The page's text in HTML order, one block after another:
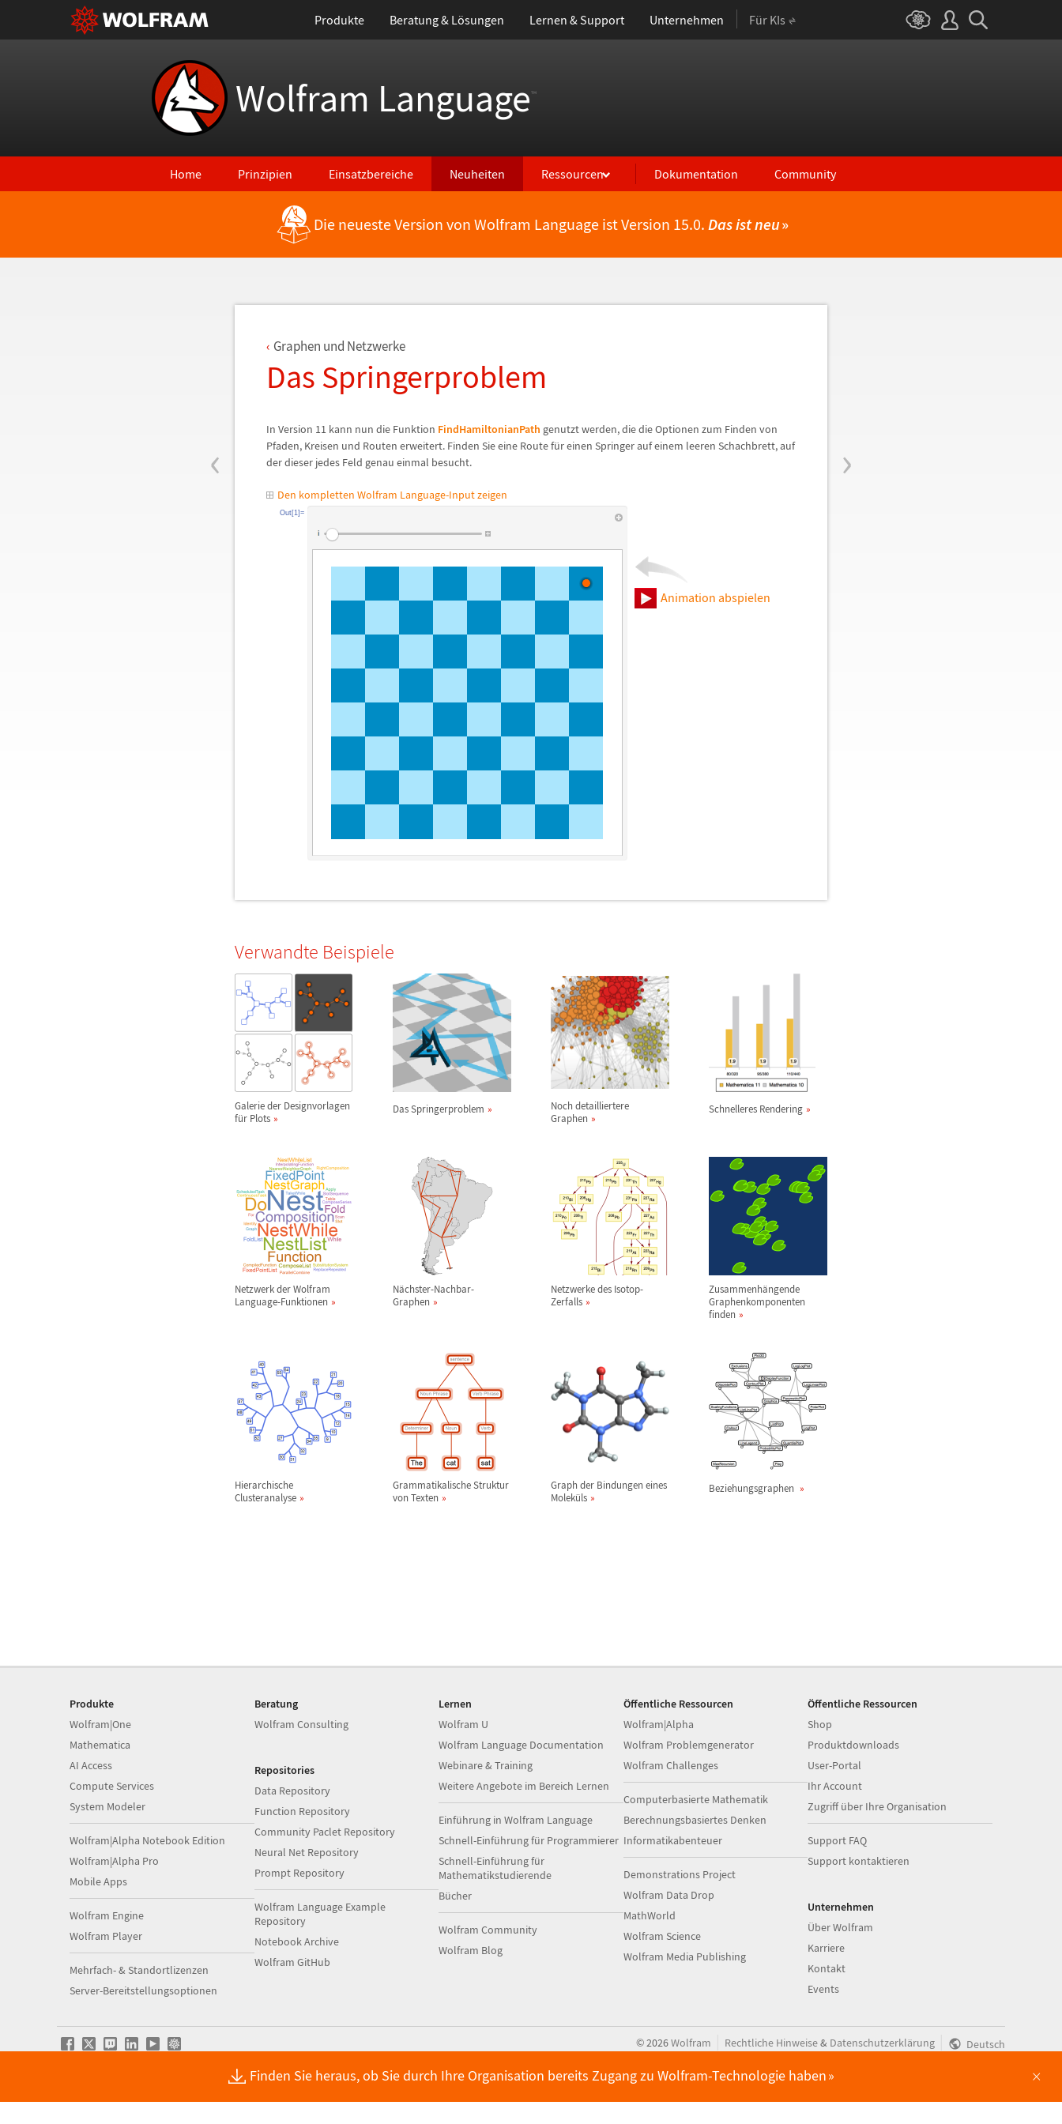
Produkte Beratung & Lösungen Lernen & Support Unternehmen Für KIs
Wolfram Language™
Home Prinzipien Einsatzbereiche Neuheiten Ressourcen Dokumentation Community
Zurück zu den neuesten FeaturesDie neueste Version von Wolfram Language ist Version 15.0. Das ist neu»
‹ ›
Graphen und Netzwerke
Das Springerproblem
In Version 11 kann nun die Funktion FindHamiltonianPath genutzt werden, die die Optionen zum Finden von
Pfaden, Kreisen und Routen erweitert. Finden Sie eine Route für einen Springer auf einem leeren Schachbrett, auf
der dieser jedes Feld genau einmal besucht.
Den kompletten Wolfram Language-Input zeigen
Out[1]=
Animation abspielen
Verwandte Beispiele
Galerie der Designvorlagen
für Plots
Das Springerproblem
Noch detailliertere
Graphen
Schnelleres Rendering
Netzwerk der Wolfram
Language-Funktionen
Nächster-Nachbar-
Graphen
Netzwerke des Isotop-
Zerfalls
Zusammenhängende
Graphenkomponenten
finden
Hierarchische
Clusteranalyse
Grammatikalische Struktur
von Texten
Graph der Bindungen eines
Moleküls
Beziehungsgraphen
Produkte
Wolfram|One
Mathematica
AI Access
Compute Services
System Modeler
Wolfram|Alpha Notebook Edition
Wolfram|Alpha Pro
Mobile Apps
Wolfram Engine
Wolfram Player
Mehrfach- & Standortlizenzen
Server-Bereitstellungsoptionen
Beratung
Wolfram Consulting
Repositories
Data Repository
Function Repository
Community Paclet Repository
Neural Net Repository
Prompt Repository
Wolfram Language Example
Repository
Notebook Archive
Wolfram GitHub
Lernen
Wolfram U
Wolfram Language Documentation
Webinare & Training
Weitere Angebote im Bereich Lernen
Einführung in Wolfram Language
Schnell-Einführung für Programmierer
Schnell-Einführung für
Mathematikstudierende
Bücher
Wolfram Community
Wolfram Blog
Öffentliche Ressourcen
Wolfram|Alpha
Wolfram Problemgenerator
Wolfram Challenges
Computerbasierte Mathematik
Berechnungsbasiertes Denken
Informatikabenteuer
Demonstrations Project
Wolfram Data Drop
MathWorld
Wolfram Science
Wolfram Media Publishing
Öffentliche Ressourcen
Shop
Produktdownloads
User-Portal
Ihr Account
Zugriff über Ihre Organisation
Support FAQ
Support kontaktieren
Unternehmen
Über Wolfram
Karriere
Kontakt
Events
©2026Wolfram Rechtliche Hinweise& Datenschutzerklärung Deutsch
Finden Sie heraus, ob Sie durch Ihre Organisation bereits Zugang zu Wolfram-Technologie haben ×